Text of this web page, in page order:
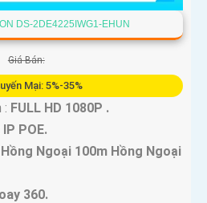
DS-2DE4225IWG1-EHUN
Giá Bán:
Mại: 5%-35%
️
: FULL HD 1080P .
IP POE.
Hồng Ngoại 100m Hồng Ngoại
360.